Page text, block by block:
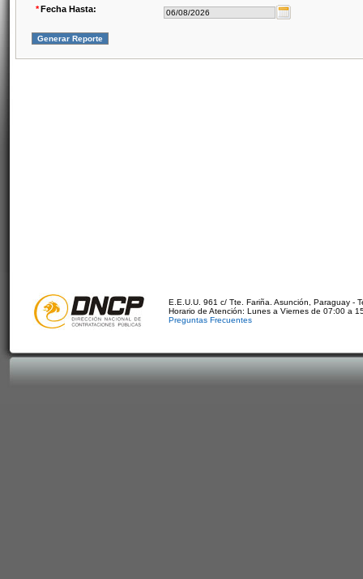
*Fecha Hasta:
E.E.U.U. 961 c/ Tte. Fariña. Asunción, Paraguay -
Horario de Atención: Lunes a Viernes de 07:00 a
Preguntas Frecuentes